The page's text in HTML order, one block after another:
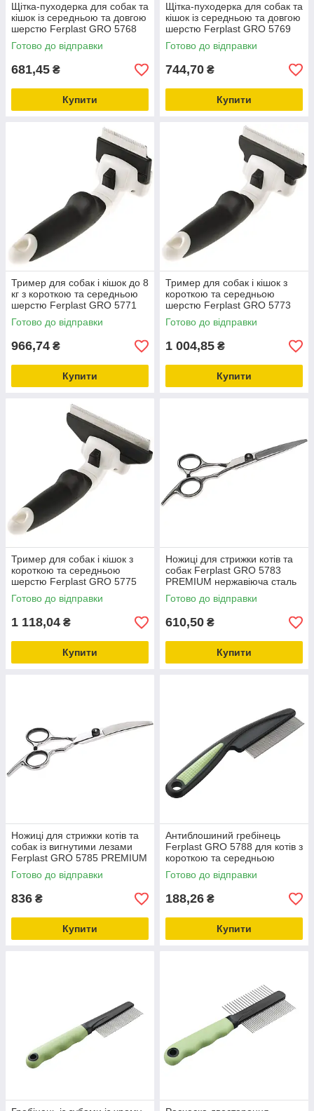
Щітка-пуходерка для собак та
кішок із середньою та довгою
шерстю Ferplast GRO 5768
PREMIUM
Готово до відправки
681,45 ₴
Купити
Щітка-пуходерка для собак та
кішок із середньою та довгою
шерстю Ferplast GRO 5769
PREMIUM
Готово до відправки
744,70 ₴
Купити
Тример для собак і кішок до 8
кг з короткою та середньою
шерстю Ferplast GRO 5771
PREMIUM з короткими
зубами
Готово до відправки
966,74 ₴
Купити
Тример для собак і кішок з
короткою та середньою
шерстю Ferplast GRO 5773
PREMIUM з короткими
зубами
Готово до відправки
1 004,85 ₴
Купити
Тример для собак і кішок з
короткою та середньою
шерстю Ferplast GRO 5775
PREMIUM з короткими
зубами
Готово до відправки
1 118,04 ₴
Купити
Ножиці для стрижки котів та
собак Ferplast GRO 5783
PREMIUM нержавіюча сталь
Готово до відправки
610,50 ₴
Купити
Ножиці для стрижки котів та
собак із вигнутими лезами
Ferplast GRO 5785 PREMIUM
(нержавіюча сталь)
Готово до відправки
836 ₴
Купити
Антиблошиний гребінець
Ferplast GRO 5788 для котів з
короткою та середньою
вовною
Готово до відправки
188,26 ₴
Купити